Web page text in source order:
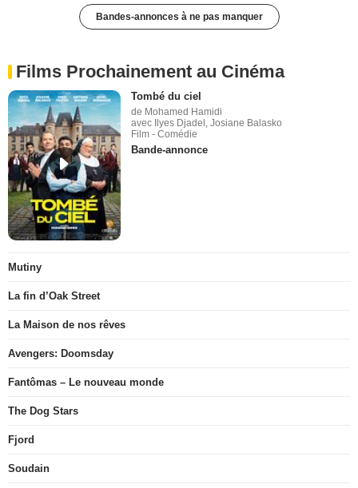
Bandes-annonces à ne pas manquer
Films Prochainement au Cinéma
Tombé du ciel
de Mohamed Hamidi
avec Ilyes Djadel, Josiane Balasko
Film - Comédie
Bande-annonce
Mutiny
La fin d’Oak Street
La Maison de nos rêves
Avengers: Doomsday
Fantômas – Le nouveau monde
The Dog Stars
Fjord
Soudain